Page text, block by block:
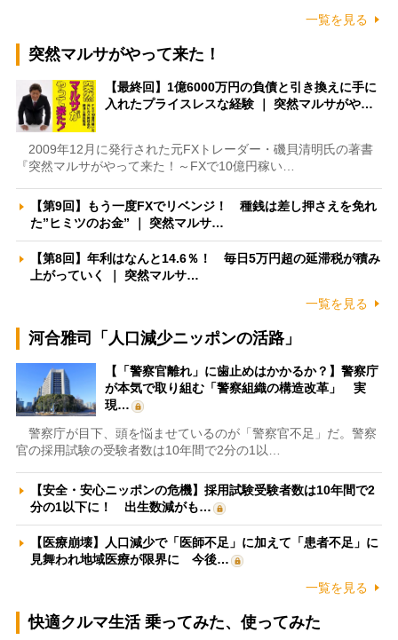
一覧を見る
突然マルサがやって来た！
【最終回】1億6000万円の負債と引き換えに手に
入れたプライスレスな経験 ｜ 突然マルサがや…
2009年12月に発行された元FXトレーダー・磯貝清明氏の著書
『突然マルサがやって来た！～FXで10億円稼い…
【第9回】もう一度FXでリベンジ！ 種銭は差し押さえを免れ
た”ヒミツのお金” ｜ 突然マルサ…
【第8回】年利はなんと14.6％！ 毎日5万円超の延滞税が積み
上がっていく ｜ 突然マルサ…
一覧を見る
河合雅司「人口減少ニッポンの活路」
【「警察官離れ」に歯止めはかかるか？】警察庁
が本気で取り組む「警察組織の構造改革」 実
現…
警察庁が目下、頭を悩ませているのが「警察官不足」だ。警察
官の採用試験の受験者数は10年間で2分の1以…
【安全・安心ニッポンの危機】採用試験受験者数は10年間で2
分の1以下に！ 出生数減がも…
【医療崩壊】人口減少で「医師不足」に加えて「患者不足」に
見舞われ地域医療が限界に 今後…
一覧を見る
快適クルマ生活 乗ってみた、使ってみた